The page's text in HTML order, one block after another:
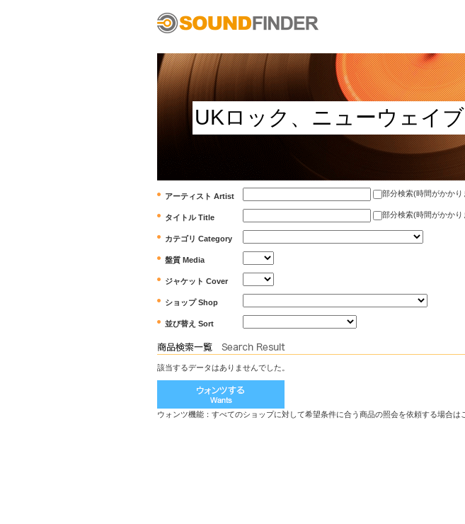
アーティスト Artist 部分検索(時間がかか
タイトル Title 部分検索(時間がかか
カテゴリ Category
盤質 Media
ジャケット Cover
ショップ Shop
並び替え Sort
該当するデータはありませんでした。
ウォンツ機能：すべてのショップに対して希望条件に合う商品の照会を依頼する場合は